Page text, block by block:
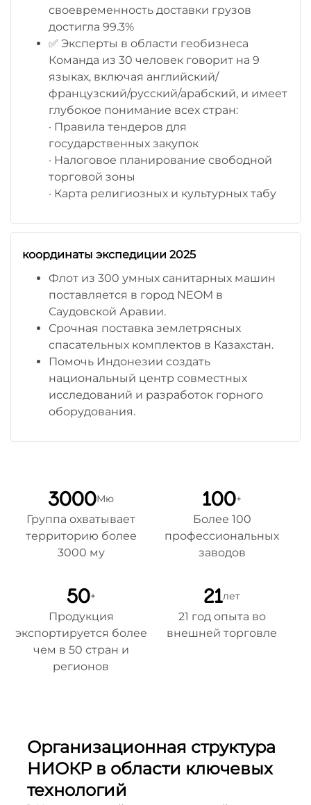
своевременность доставки грузов
достигла 99.3%
✅ Эксперты в области геобизнеса
Команда из 30 человек говорит на 9
языках, включая английский/
французский/русский/арабский, и имеет
глубокое понимание всех стран:
· Правила тендеров для
государственных закупок
· Налоговое планирование свободной
торговой зоны
· Карта религиозных и культурных табу
координаты экспедиции 2025
Флот из 300 умных санитарных машин
поставляется в город NEOM в
Саудовской Аравии.
Срочная поставка землетрясных
спасательных комплектов в Казахстан.
Помочь Индонезии создать
национальный центр совместных
исследований и разработок горного
оборудования.
3000Мю
Группа охватывает
территорию более
3000 му
100+
Более 100
профессиональных
заводов
50+
Продукция
экспортируется более
чем в 50 стран и
регионов
21лет
21 год опыта во
внешней торговле
Организационная структура
НИОКР в области ключевых
технологий